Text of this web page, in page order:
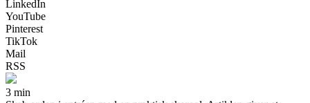
LinkedIn
YouTube
Pinterest
TikTok
Mail
RSS
3 min